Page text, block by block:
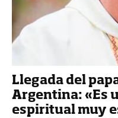
Llegada del
Argentina: «Es
espiritual muy